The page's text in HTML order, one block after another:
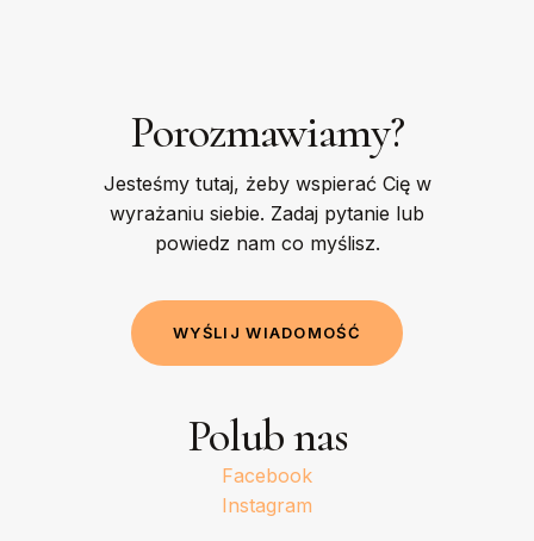
Porozmawiamy?
Jesteśmy tutaj, żeby wspierać Cię w
wyrażaniu siebie. Zadaj pytanie lub
powiedz nam co myślisz.
WYŚLI J WIADOMOŚĆ
Polub nas
Facebook
Instagram